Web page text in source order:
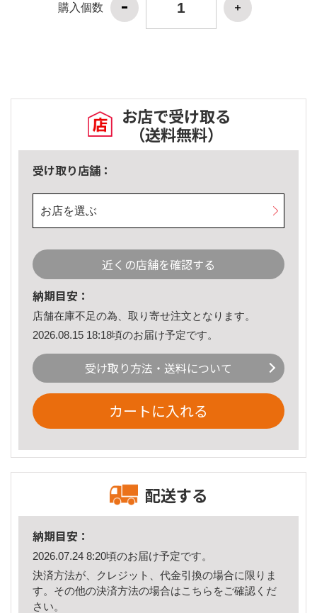
購入個数
お店で受け取る
（送料無料）
受け取り店舗：
お店を選ぶ
近くの店舗を確認する
納期目安：
店舗在庫不足の為、取り寄せ注文となります。
2026.08.15 18:18頃のお届け予定です。
受け取り方法・送料について
カートに入れる
配送する
納期目安：
2026.07.24 8:20頃のお届け予定です。
決済方法が、クレジット、代金引換の場合に限りま
す。その他の決済方法の場合はこちら をご確認くだ
さい。